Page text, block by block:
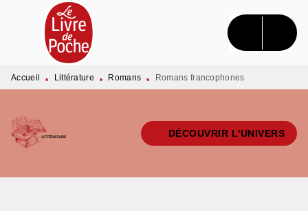
MENU RECHERCHE CONTENU
PIED DE PAGE
Accueil • Littérature • Romans • Romans francophones
DÉCOUVRIR L'UNIVERS